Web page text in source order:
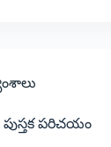
పరిచయం